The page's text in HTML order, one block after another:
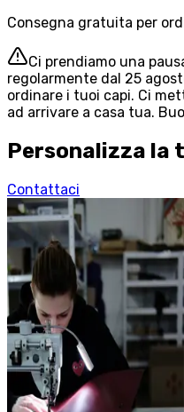
Consegna gratuita per
Ci prendiamo una
regolarmente dal 25
ordinare i tuoi capi. Ci
ad arrivare a casa tua.
Personalizza la
Contattaci